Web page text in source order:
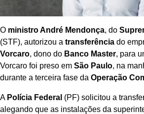
O ministro André Mendonça, do
(STF), autorizou a transferência do
Vorcaro, dono do Banco Master, para
Vorcaro foi preso em São Paulo, na
durante a terceira fase da Operação
A Polícia Federal (PF) solicitou a
alegando que as instalações da